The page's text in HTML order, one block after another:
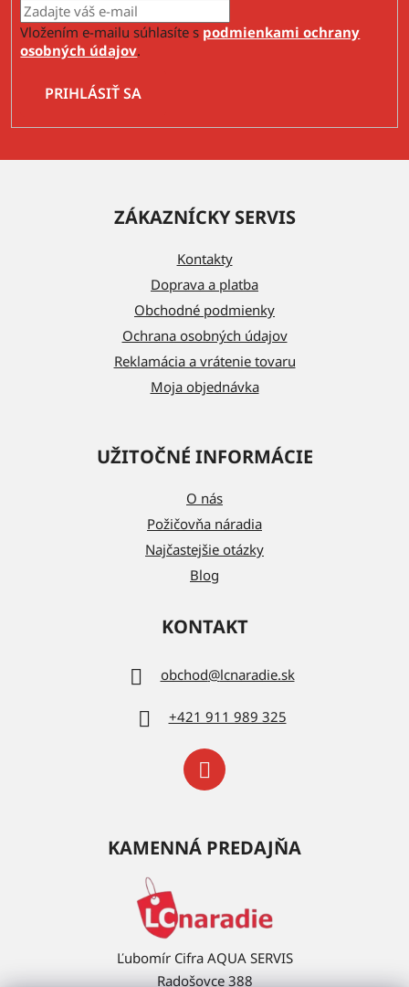
Vložením e-mailu súhlasíte s podmienkami ochrany
osobných údajov.
PRIHLÁSIŤ SA
ZÁKAZNÍCKY SERVIS
Kontakty
Doprava a platba
Obchodné podmienky
Ochrana osobných údajov
Reklamácia a vrátenie tovaru
Moja objednávka
UŽITOČNÉ INFORMÁCIE
O nás
Požičovňa náradia
Najčastejšie otázky
Blog
KONTAKT
obchod@lcnaradie.sk
+421 911 989 325
KAMENNÁ PREDAJŇA
Ľubomír Cifra AQUA SERVIS
Radošovce 388